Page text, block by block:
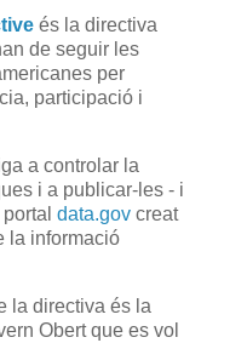
és la directiva
de seguir les
per
participació i
a controlar la
i a publicar-les - i
data.gov creat
la informació
la directiva és la
Obert que es vol